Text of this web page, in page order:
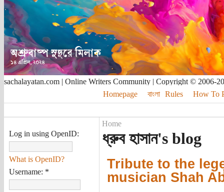
sachalayatan.com | Online Writers Community | Copyright © 2006-
Homepage
বাংলা Rules How To
Log in using OpenID:
What is OpenID?
Username: *
Home
ধ্রুব হাসান's blog
Tribute to the
musician Shah